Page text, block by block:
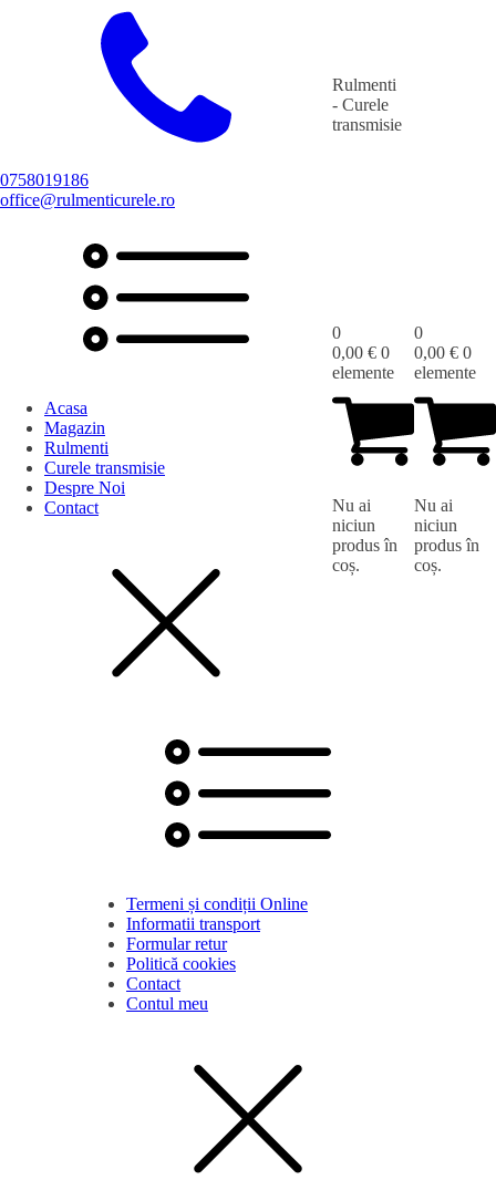
0758019186
office@rulmenticurele.ro
Rulmenti
- Curele
transmisie
Acasa
Magazin
Rulmenti
Curele transmisie
Despre Noi
Contact
0
0,00 € 0
elemente
Nu ai
niciun
produs în
coș.
0
0,00 € 0
elemente
Nu ai
niciun
produs în
coș.
Termeni și condiții Online
Informatii transport
Formular retur
Politică cookies
Contact
Contul meu